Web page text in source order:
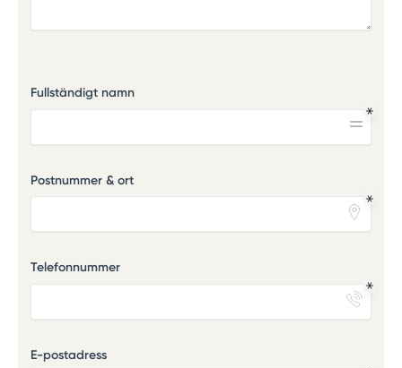
Fullständigt namn
Postnummer & ort
Telefonnummer
E-postadress